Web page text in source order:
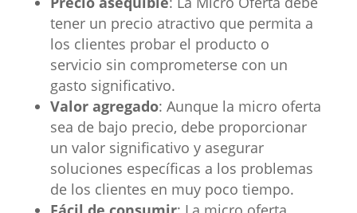
tener un precio atractivo que permita a
los clientes probar el producto o
servicio sin comprometerse con un
gasto significativo.
Valor agregado: Aunque la micro oferta
sea de bajo precio, debe proporcionar
un valor significativo y asegurar
soluciones específicas a los problemas
de los clientes en muy poco tiempo.